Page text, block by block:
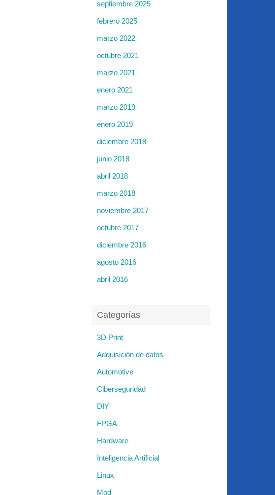
septiembre 2025
febrero 2025
marzo 2022
octubre 2021
marzo 2021
enero 2021
marzo 2019
enero 2019
diciembre 2018
junio 2018
abril 2018
marzo 2018
noviembre 2017
octubre 2017
diciembre 2016
agosto 2016
abril 2016
Categorías
3D Print
Adquisición de datos
Automotive
Ciberseguridad
DIY
FPGA
Hardware
Inteligencia Artificial
Linux
Mod